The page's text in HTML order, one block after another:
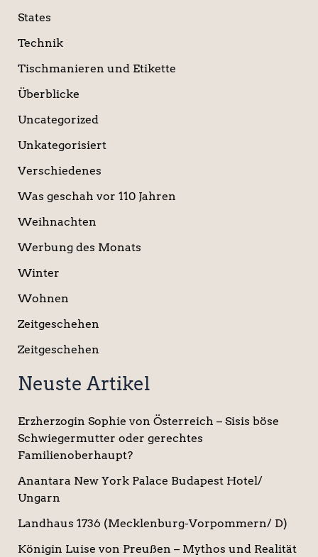
States
Technik
Tischmanieren und Etikette
Überblicke
Uncategorized
Unkategorisiert
Verschiedenes
Was geschah vor 110 Jahren
Weihnachten
Werbung des Monats
Winter
Wohnen
Zeitgeschehen
Zeitgeschehen
Neuste Artikel
Erzherzogin Sophie von Österreich – Sisis böse
Schwiegermutter oder gerechtes
Familienoberhaupt?
Anantara New York Palace Budapest Hotel/
Ungarn
Landhaus 1736 (Mecklenburg-Vorpommern/ D)
Königin Luise von Preußen – Mythos und Realität